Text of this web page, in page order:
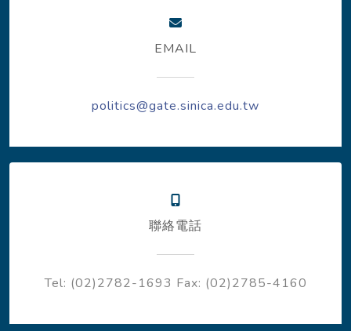
EMAIL
politics@gate.sinica.edu.tw
聯絡電話
Tel: (02)2782-1693 Fax: (02)2785-4160